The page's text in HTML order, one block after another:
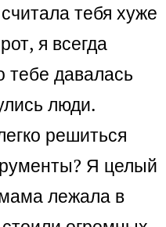
тебя хуже
я всегда
тебе давалась
люди.
решиться
Я целый
лежала в